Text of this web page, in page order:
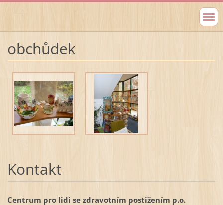
obchůdek
Kontakt
Centrum pro lidi se zdravotním postižením p.o.